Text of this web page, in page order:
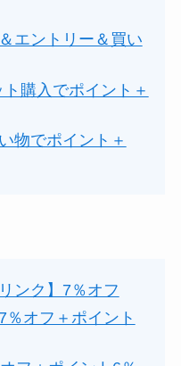
エントリー＆買い
購入でポイント＋
物でポイント＋
ンク】7％オフ
％オフ＋ポイント